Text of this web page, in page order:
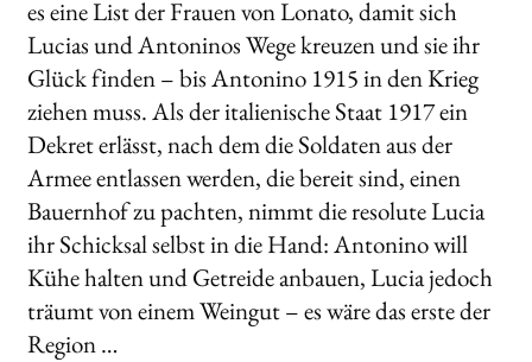
es eine List der Frauen von Lonato, damit sich
Lucias und Antoninos Wege kreuzen und sie ihr
Glück finden – bis Antonino 1915 in den Krieg
ziehen muss. Als der italienische Staat 1917 ein
Dekret erlässt, nach dem die Soldaten aus der
Armee entlassen werden, die bereit sind, einen
Bauernhof zu pachten, nimmt die resolute Lucia
ihr Schicksal selbst in die Hand: Antonino will
Kühe halten und Getreide anbauen, Lucia jedoch
träumt von einem Weingut – es wäre das erste der
Region …